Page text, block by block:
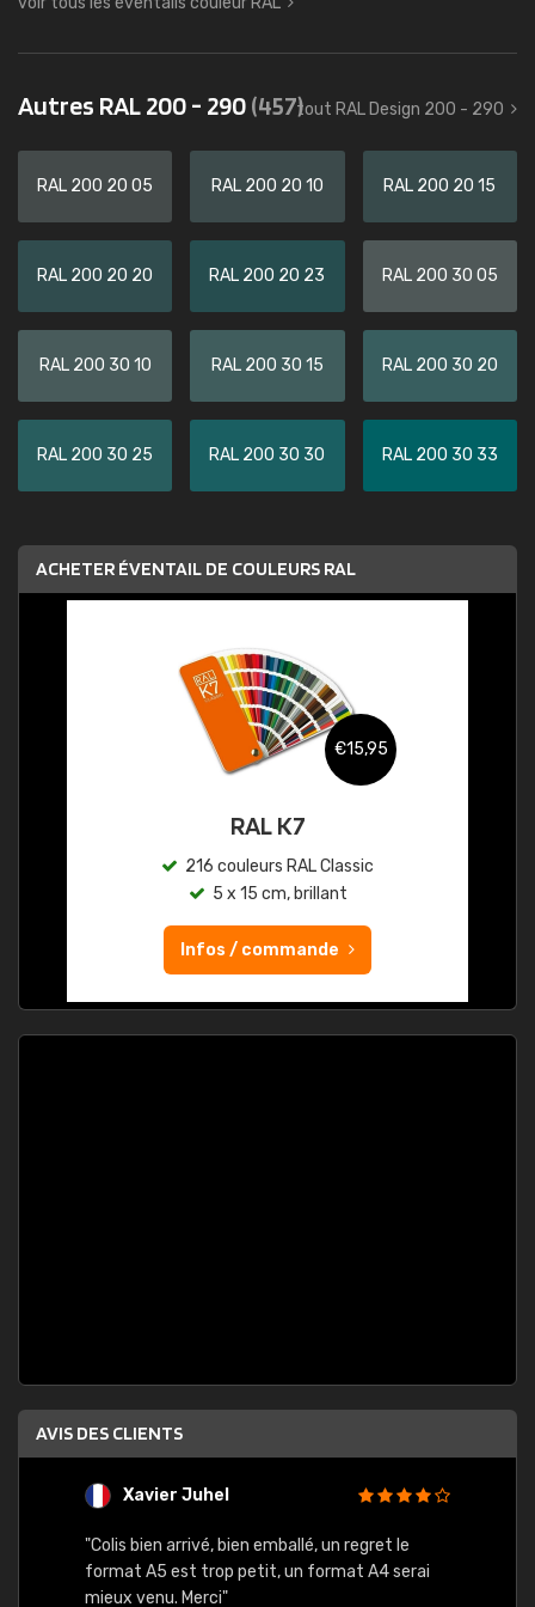
Autres RAL 200 - 290(457)tout RAL Design 200 - 290
RAL 200 20 05 RAL 200 20 10 RAL 200 20 15
RAL 200 20 20 RAL 200 20 23 RAL 200 30 05
RAL 200 30 10 RAL 200 30 15 RAL 200 30 20
RAL 200 30 25 RAL 200 30 30 RAL 200 30 33
ACHETER ÉVENTAIL DE COULEURS RAL
€15,95
RAL K7
216 couleurs RAL Classic
5 x 15 cm, brillant
Infos / commande
AVIS DES CLIENTS
Xavier Juhel
"Colis bien arrivé, bien emballé, un regret le
format A5 est trop petit, un format A4 serai
mieux venu. Merci"